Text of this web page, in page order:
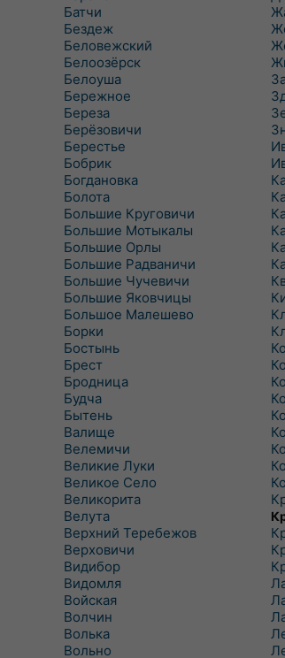
Батчи
Бездеж
Беловежский
Белоозёрск
Белоуша
Бережное
Береза
Берёзовичи
Берестье
Бобрик
Богдановка
Болота
Большие Круговичи
Большие Мотыкалы
Большие Орлы
Большие Радваничи
Большие Чучевичи
Большие Яковчицы
Большое Малешево
Борки
Бостынь
Брест
Бродница
Будча
Бытень
Валище
Велемичи
Великие Луки
Великое Село
Великорита
Велута
Верхний Теребежов
Верховичи
Видибор
Видомля
Войская
Волчин
Волька
Вольно